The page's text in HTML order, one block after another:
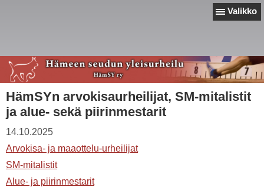
Valikko
HämSYn arvokisaurheilijat, SM-mitalistit
ja alue- sekä piirinmestarit
14.10.2025
Arvokisa- ja maaottelu-urheilijat
SM-mitalistit
Alue- ja piirinmestarit